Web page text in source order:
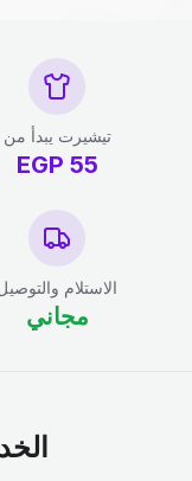
تيشيرت يبدأ من
55
EGP
الاستلام
مجاني